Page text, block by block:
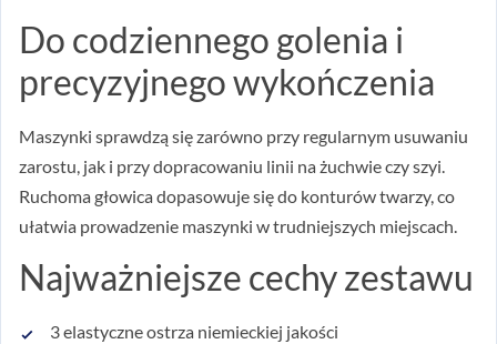
Do codziennego golenia i
precyzyjnego wykończenia
Maszynki sprawdzą się zarówno przy regularnym usuwaniu
zarostu, jak i przy dopracowaniu linii na żuchwie czy szyi.
Ruchoma głowica dopasowuje się do konturów twarzy, co
ułatwia prowadzenie maszynki w trudniejszych miejscach.
Najważniejsze cechy zestawu
3 elastyczne ostrza niemieckiej jakości